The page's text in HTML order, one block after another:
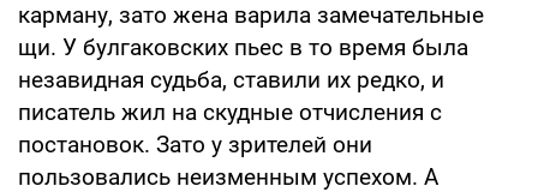
карману, зато жена варила замечательные
щи. У булгаковских пьес в то время была
незавидная судьба, ставили их редко, и
писатель жил на скудные отчисления с
постановок. Зато у зрителей они
пользовались неизменным успехом. А